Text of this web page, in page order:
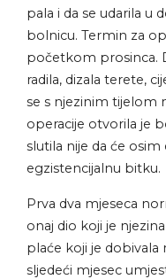
pala i da se udarila u
bolnicu. Termin za
početkom prosinca.
radila, dizala terete,
se s njezinim tijelom
operacije otvorila je
slutila nije da će
egzistencijalnu bitku.
Prva dva mjeseca
onaj dio koji je
plaće koji je dobivala
sljedeći mjesec